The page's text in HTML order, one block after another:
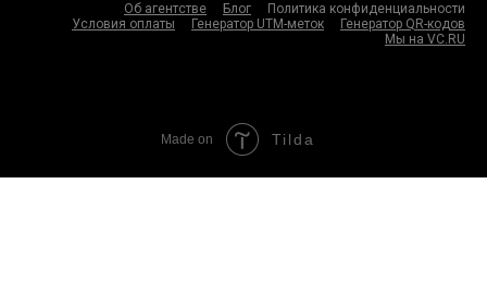
Об агентстве Блог
Политика конфиденциальности
Условия оплаты
Генератор UTM-меток
Генератор QR-кодов
Мы на VC.RU
Made on Tilda